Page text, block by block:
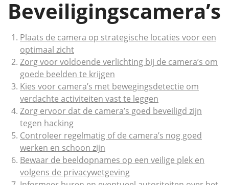
Beveiligingscamera’s
Plaats de camera op strategische locaties voor een
optimaal zicht
Zorg voor voldoende verlichting bij de camera’s om
goede beelden te krijgen
Kies voor camera’s met bewegingsdetectie om
verdachte activiteiten vast te leggen
Zorg ervoor dat de camera’s goed beveiligd zijn
tegen hacking
Controleer regelmatig of de camera’s nog goed
werken en schoon zijn
Bewaar de beeldopnames op een veilige plek en
volgens de privacywetgeving